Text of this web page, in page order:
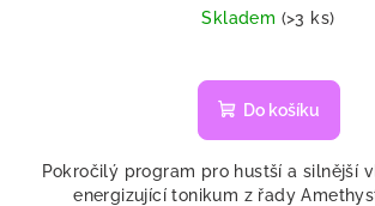
cena:
Skladem (>3 ks)
Do košíku
Pokročilý program pro hustší a silnější
energizující tonikum z řady